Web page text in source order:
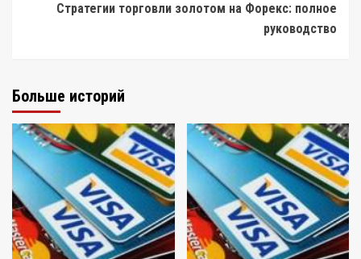
Стратегии торговли золотом на Форекс: полное
руководство
Больше историй